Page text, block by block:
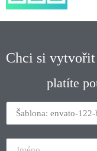
Chci si vytvořit
platíte